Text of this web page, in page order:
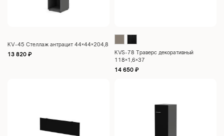
KV-45 Стеллаж антрацит 44×44×204,8
13 820 ₽
KVS-78 Траверс декоративный
118×1,6×37
14 650 ₽